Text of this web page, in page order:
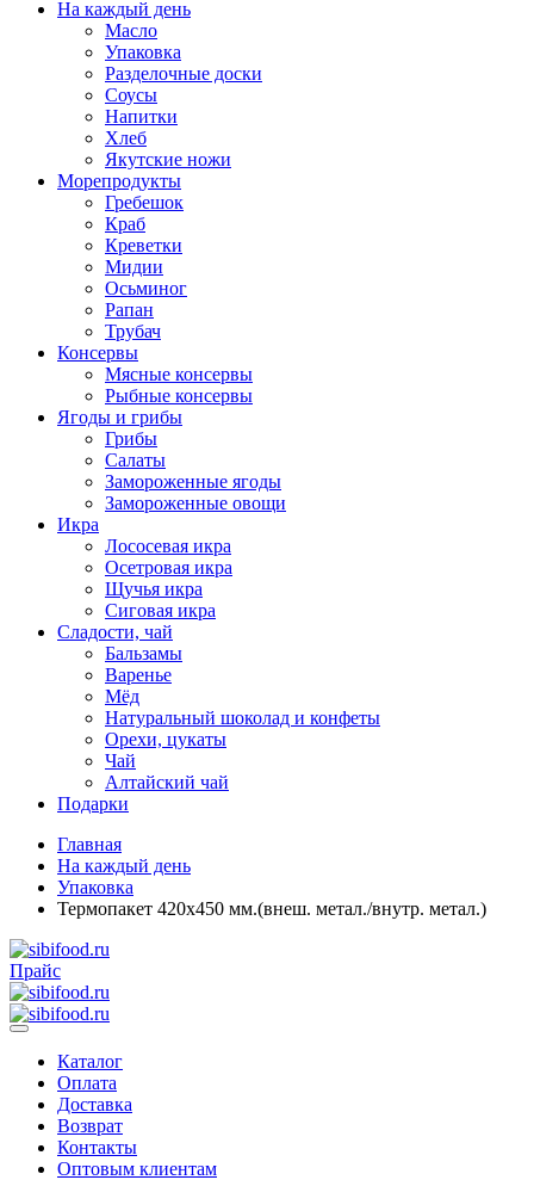
На каждый день
Масло
Упаковка
Разделочные доски
Соусы
Напитки
Хлеб
Якутские ножи
Морепродукты
Гребешок
Краб
Креветки
Мидии
Осьминог
Рапан
Трубач
Консервы
Мясные консервы
Рыбные консервы
Ягоды и грибы
Грибы
Салаты
Замороженные ягоды
Замороженные овощи
Икра
Лососевая икра
Осетровая икра
Щучья икра
Сиговая икра
Сладости, чай
Бальзамы
Варенье
Мёд
Натуральный шоколад и конфеты
Орехи, цукаты
Чай
Алтайский чай
Подарки
Главная
На каждый день
Упаковка
Термопакет 420х450 мм.(внеш. метал./внутр. метал.)
Прайс
Каталог
Оплата
Доставка
Возврат
Контакты
Оптовым клиентам